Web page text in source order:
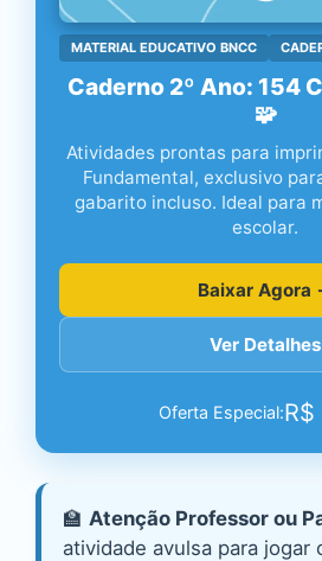
MATERIAL EDUCATIVO BNCC
Caderno 2º Ano: 154
🧩
Atividades prontas para
Fundamental, exclusivo
gabarito incluso. Ideal para
escolar.
Baixar Agora
Ver Detalhes
Oferta Especial:R$
🏫 Atenção Professor ou
atividade avulsa para jogar